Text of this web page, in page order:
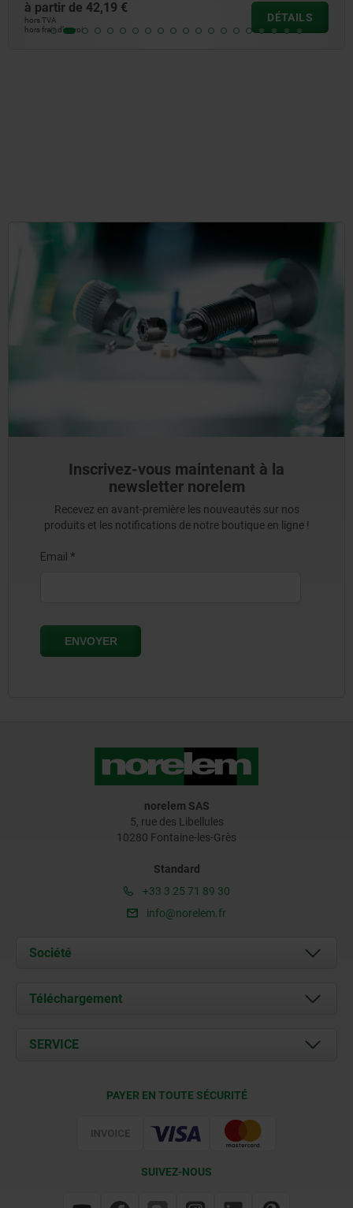
à partir de42,11 €
hors frais d’envoi
DÉTAILS
Inscrivez-vous maintenant à la
newsletter norelem
Recevez en avant-première les nouveautés sur nos
produits et les notifications de notre boutique en ligne !
norelem SAS
5, rue des Libellules
10280 Fontaine-les-Grès
Standard
+33 3 25 71 89 30
info@norelem.fr
Société
À propos de nous
Contact
Téléchargement
Documents
SERVICE
PAYER EN TOUTE SÉCURITÉ
SUIVEZ-NOUS